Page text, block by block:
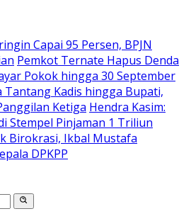
Capai 95 Persen, BPJN
Pemkot Ternate Hapus Denda
Pokok hingga 30 September
Tantang Kadis hingga Bupati,
Ketiga Hendra Kasim:
Stempel Pinjaman 1 Triliun
Birokrasi, Ikbal Mustafa
DPKPP